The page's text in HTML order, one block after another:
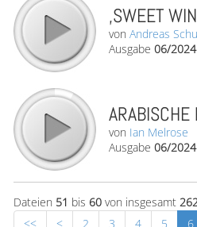
‚SWEET
von Andreas
Ausgabe 06/2024
von Ian Melrose
Ausgabe 06/2024
Dateien 51 bis 60 von insgesamt
<<
< 2 3 4 5 6